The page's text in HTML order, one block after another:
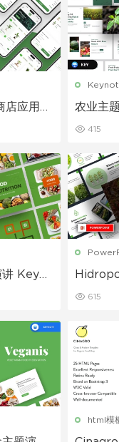
应用程
农业主
415
Keyno
615
html模